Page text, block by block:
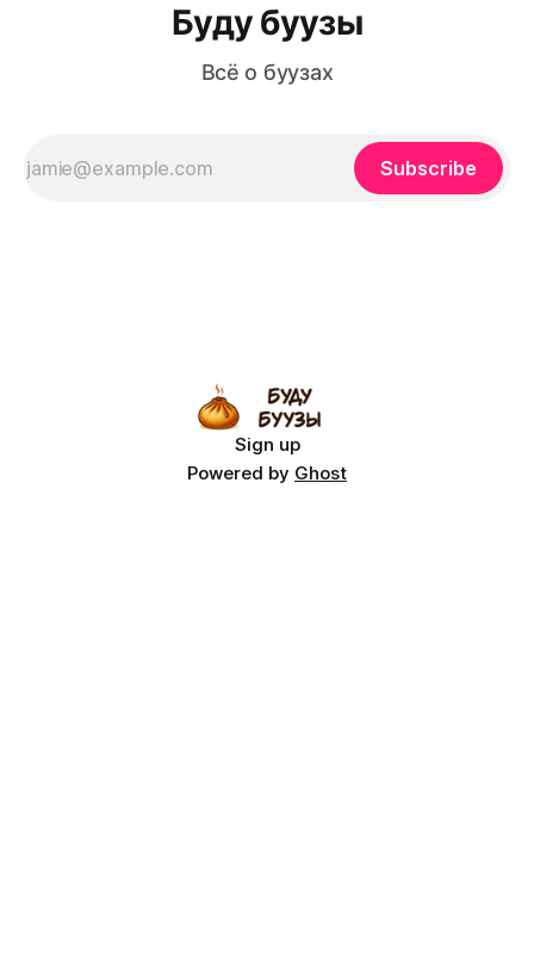
Буду буузы
Всё о буузах
Subscribe
Sign up
Powered by Ghost